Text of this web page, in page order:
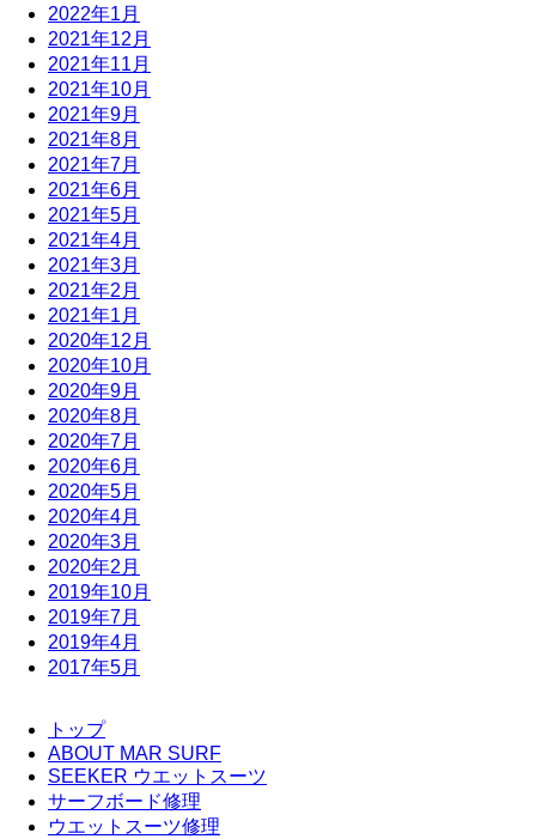
2022年1月
2021年12月
2021年11月
2021年10月
2021年9月
2021年8月
2021年7月
2021年6月
2021年5月
2021年4月
2021年3月
2021年2月
2021年1月
2020年12月
2020年10月
2020年9月
2020年8月
2020年7月
2020年6月
2020年5月
2020年4月
2020年3月
2020年2月
2019年10月
2019年7月
2019年4月
2017年5月
トップ
ABOUT MAR SURF
SEEKER ウエットスーツ
サーフボード修理
ウエットスーツ修理